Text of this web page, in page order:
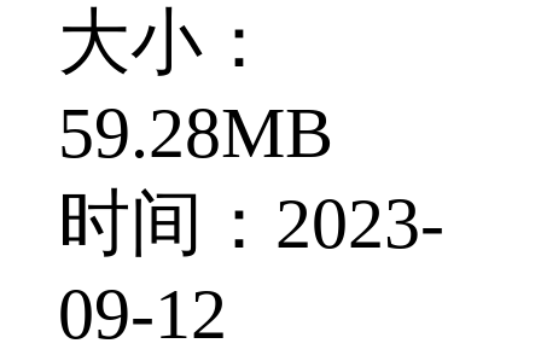
大小：
59.28MB
时间：2023-
09-12